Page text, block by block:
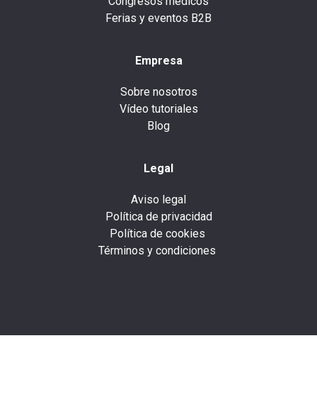
Ferias y eventos B2B
Empresa
Sobre nosotros
Vídeo tutoriales
Blog
Legal
Aviso legal
Política de privacidad
Política de cookies
Términos y condiciones